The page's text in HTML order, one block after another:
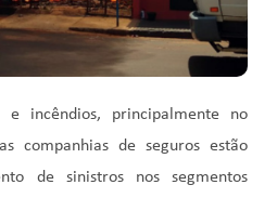
e incêndios, principalmente no
companhias de seguros estão
de sinistros nos segmentos